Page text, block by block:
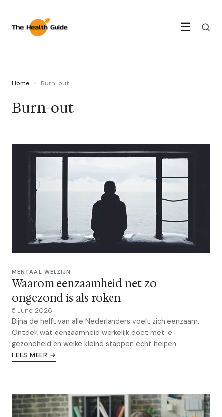
☰
Home › Burn-out
Burn-out
MENTAAL WELZIJN
Waarom eenzaamheid net zo
ongezond is als roken
5 June 2026
Bijna de helft van alle Nederlanders voelt zich eenzaam.
Ontdek wat eenzaamheid werkelijk doet met je
gezondheid en welke kleine stappen echt helpen.
LEES MEER →